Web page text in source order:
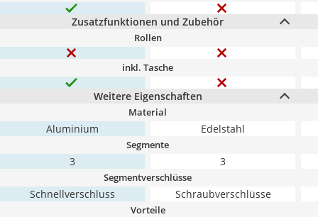
Zusatzfunktionen und Zubehör
Rollen
inkl. Tasche
Weitere Eigenschaften
Material
Aluminium Edelstahl
Segmente
3 3
Segmentverschlüsse
Schnellverschluss Schraubverschlüsse
Vorteile